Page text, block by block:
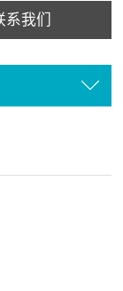
系我们